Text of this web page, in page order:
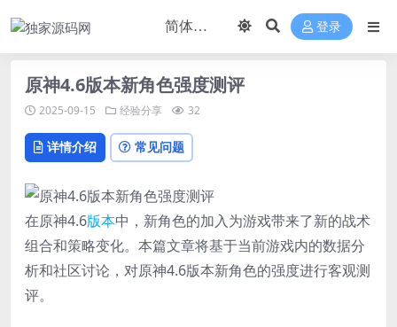
登录
原神4.6版本新角色强度测评
2025-09-15 经验分享 32
详情介绍 常见问题
在原神4.6版本中，新角色的加入为游戏带来了新的战术
组合和策略变化。本篇文章将基于当前游戏内的数据分
析和社区讨论，对原神4.6版本新角色的强度进行客观测
评。